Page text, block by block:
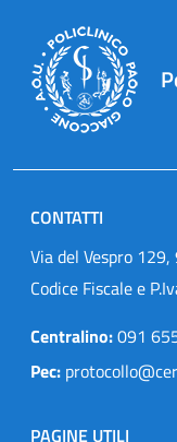
CONTATTI
Via del Vespro
Codice Fiscale e
Centralino:091
Pec:
PAGINE UTILI